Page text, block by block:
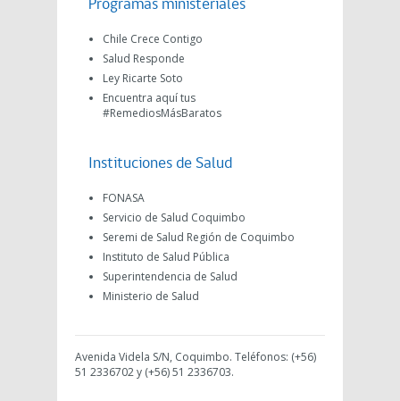
Programas ministeriales
Chile Crece Contigo
Salud Responde
Ley Ricarte Soto
Encuentra aquí tus
#RemediosMásBaratos
Instituciones de Salud
FONASA
Servicio de Salud Coquimbo
Seremi de Salud Región de Coquimbo
Instituto de Salud Pública
Superintendencia de Salud
Ministerio de Salud
Avenida Videla S/N, Coquimbo. Teléfonos: (+56)
51 2336702 y (+56) 51 2336703.